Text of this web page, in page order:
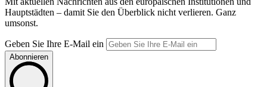
Hauptstädten – damit Sie den Überblick nicht verlieren. Ganz
umsonst.
Geben Sie Ihre E-Mail ein
Abonnieren